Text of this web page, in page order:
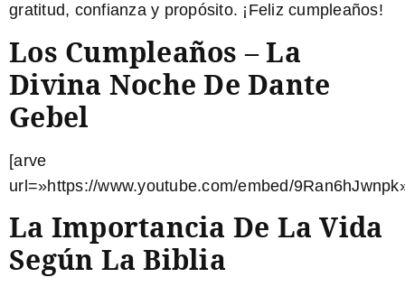
gratitud, confianza y propósito. ¡Feliz cumpleaños!
Los Cumpleaños – La
Divina Noche De Dante
Gebel
[arve
url=»https://www.youtube.com/embed/
La Importancia De La Vida
Según La Biblia